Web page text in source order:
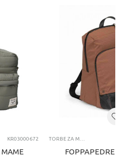
KR03000672 TORBE ZA MAME